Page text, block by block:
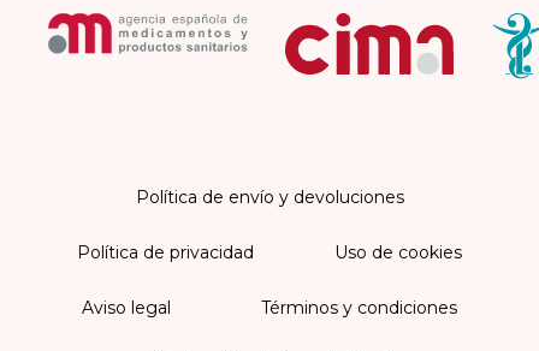
Política de envío y devoluciones
Política de privacidad Uso de cookies
Aviso legal Términos y condiciones